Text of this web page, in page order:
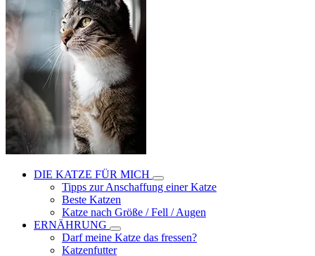
DIE KATZE FÜR MICH
Tipps zur Anschaffung einer Katze
Beste Katzen
Katze nach Größe / Fell / Augen
ERNÄHRUNG
Darf meine Katze das fressen?
Katzenfutter